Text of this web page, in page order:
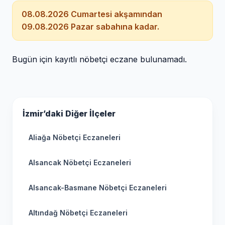
08.08.2026 Cumartesi akşamından
09.08.2026 Pazar sabahına kadar.
Bugün için kayıtlı nöbetçi eczane bulunamadı.
İzmir’daki Diğer İlçeler
Aliağa Nöbetçi Eczaneleri
Alsancak Nöbetçi Eczaneleri
Alsancak-Basmane Nöbetçi Eczaneleri
Altındağ Nöbetçi Eczaneleri